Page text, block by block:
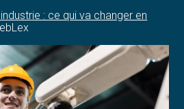
: ce qui va changer en